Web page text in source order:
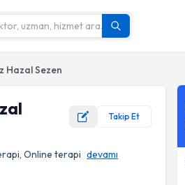
Hazal Sezen
Takip Et
Online terapi devamı